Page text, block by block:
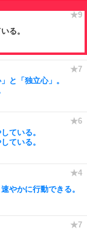
る。
と「独立心」。
ている。
ている。
やかに行動できる。